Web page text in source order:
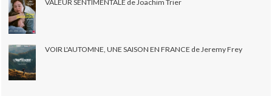
VALEUR SENTIMENTALE de Joachim Trier
VOIR L'AUTOMNE, UNE SAISON EN FRANCE de Jeremy Frey